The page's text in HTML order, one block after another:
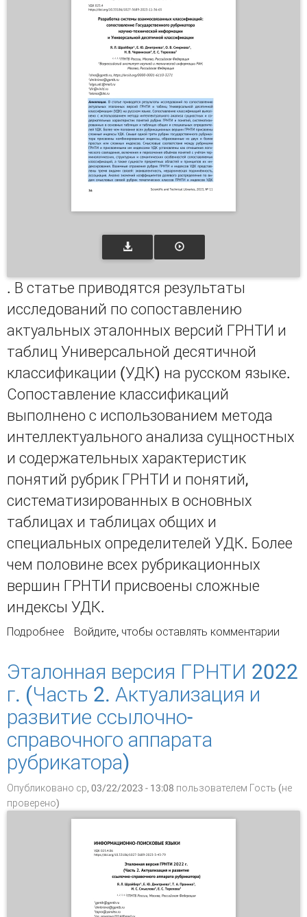
. В статье приводятся результаты
исследований по сопоставлению
актуальных эталонных версий ГРНТИ и
таблиц Универсальной десятичной
классификации (УДК) на русском языке.
Сопоставление классификаций
выполнено с использованием метода
интеллектуального анализа сущностных
и содержательных характеристик
понятий рубрик ГРНТИ и понятий,
систематизированных в основных
таблицах и таблицах общих и
специальных определителей УДК. Более
чем половине всех рубрикационных
вершин ГРНТИ присвоены сложные
индексы УДК.
Подробнее о Разработка системы взаимосвязанных
Государственного рубрикатора научно-
технической информации и Универсальной
десятичной классификации
Войдите, чтобы оставлять комментарии
Эталонная версия ГРНТИ 2022
г. (Часть 2. Актуализация и
развитие ссылочно-
справочного аппарата
рубрикатора)
Опубликовано ср, 03/22/2023 - 13:08 пользователем Гость (не
проверено)